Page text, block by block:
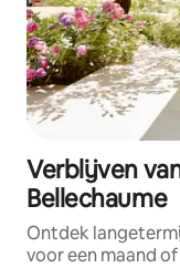
Verblijven
Bellechaume
Ontdek
voor een maand